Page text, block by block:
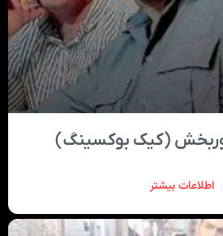
(کیک بوکسینگ)
اطلاعات بیشتر